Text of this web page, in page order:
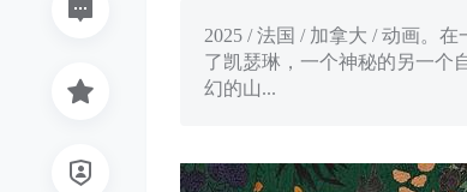
2025 / 法国 / 加拿大 / 动画。
了凯瑟琳，一个神秘的另一个
幻的山...